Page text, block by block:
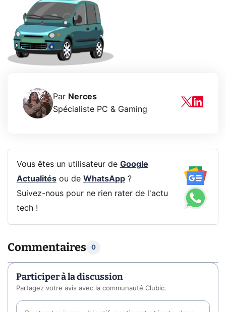
Par Nerces
Spécialiste PC & Gaming
Vous êtes un utilisateur de Google
Actualitésou de WhatsApp?
Suivez-nous pour ne rien rater de l'actu
tech !
Commentaires 0
Participer à la discussion
Partagez votre avis avec la communauté Clubic.